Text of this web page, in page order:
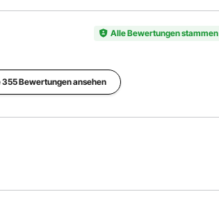
Artikelmodellnummer Leistung
Material
Alle Bewertungen
355 Bewertungen ansehen